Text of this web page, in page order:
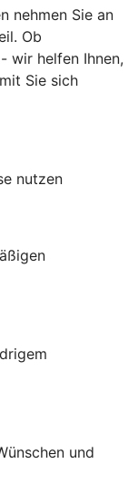
nehmen Sie an
Ob
wir helfen Ihnen,
Sie sich
nutzen
und